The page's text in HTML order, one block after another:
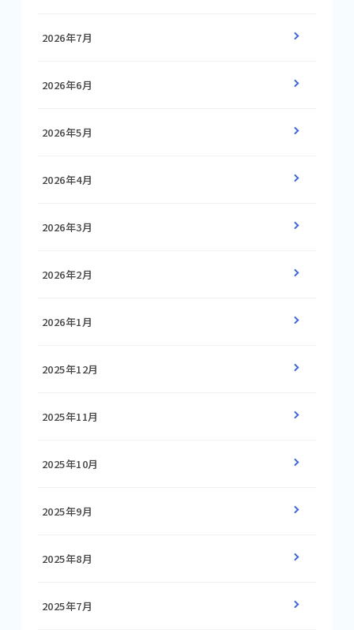
2026年7月
2026年6月
2026年5月
2026年4月
2026年3月
2026年2月
2026年1月
2025年12月
2025年11月
2025年10月
2025年9月
2025年8月
2025年7月